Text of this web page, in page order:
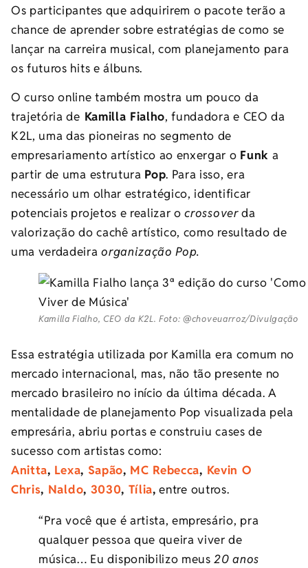
Os participantes que adquirirem o pacote terão a
chance de aprender sobre estratégias de como se
lançar na carreira musical, com planejamento para
os futuros hits e álbuns.
O curso online também mostra um pouco da
trajetória de Kamilla Fialho, fundadora e CEO da
K2L, uma das pioneiras no segmento de
empresariamento artístico ao enxergar o Funk a
partir de uma estrutura Pop. Para isso, era
necessário um olhar estratégico, identificar
potenciais projetos e realizar ocrossoverda
valorização do cachê artístico, como resultado de
uma verdadeiraorganização Pop.
Kamilla Fialho, CEO da K2L. Foto: @choveuarroz/Divulgação
Essa estratégia utilizada por Kamilla era comum no
mercado internacional, mas, não tão presente no
mercado brasileiro no início da última década. A
mentalidade de planejamento Pop visualizada pela
empresária, abriu portas e construiu cases de
sucesso com artistas como:
Anitta, Lexa, Sapão, MC Rebecca, Kevin O
Chris, Naldo, 3030, Tília, entre outros.
“Pra você que é artista, empresário, pra
qualquer pessoa que queira viver de
música… Eu disponibilizo meus20 anos